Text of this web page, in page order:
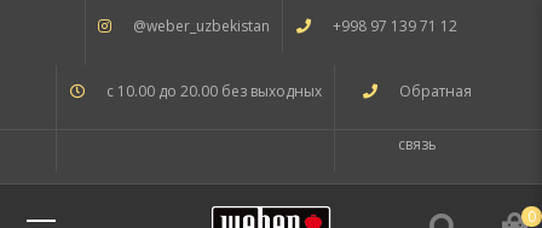
@weber_uzbekistan +998 97 139 71 12
с 10.00 до 20.00 без выходных Обратная
связь
0